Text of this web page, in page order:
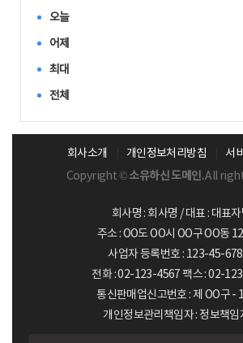
오늘
어제
최대
전체
회사소개 개인정보처리방침
서
Copyright ©소유하신 도메인.All
회사명 : 회사명 / 대표 : 대표자
주소 : OO도 OO시 OO구 OO동
사업자 등록번호 : 123-45-
전화 : 02-123-4567 팩스 : 02-
통신판매업신고번호 : 제 OO구 -
개인정보관리책임자 : 정보책임